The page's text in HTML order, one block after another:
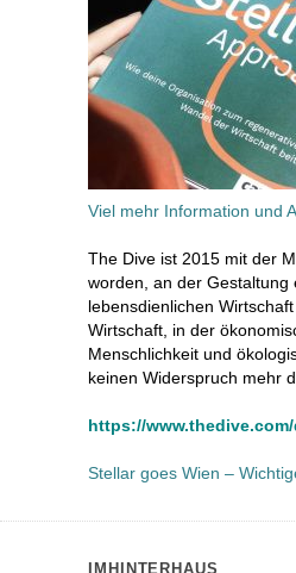
Viel mehr Information und
The Dive ist 2015 mit der
worden, an der Gestaltung
lebensdienlichen
Wirtschaft, in der
Menschlichkeit und
keinen Widerspruch mehr
https://
Stellar goes Wien –
IMHINTERHAUS